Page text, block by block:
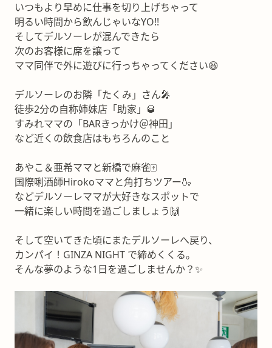
いつもより早めに仕事を切り上げちゃって
明るい時間から飲んじゃいなYO!!
そしてデルソーレが混んできたら
次のお客様に席を譲って
ママ同伴で外に遊びに行っちゃってください😆
デルソーレのお隣「たくみ」さん🎤
徒歩2分の自称姉妹店「助家」🥃
すみれママの「BARきっかけ＠神田」
など近くの飲食店はもちろんのこと
あやこ＆亜希ママと新橋で麻雀🀄️
国際唎酒師Hirokoママと角打ちツアー🍶
などデルソーレママが大好きなスポットで
一緒に楽しい時間を過ごしましょう🙌
そして空いてきた頃にまたデルソーレへ戻り、
カンパイ！GINZA NIGHT で締めくくる。
そんな夢のような1日を過ごしませんか？✨